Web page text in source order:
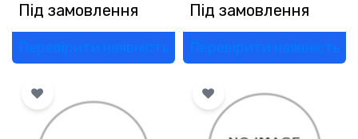
Під замовлення
Перевірити наявність
Під замовлення
Перевірити наявність